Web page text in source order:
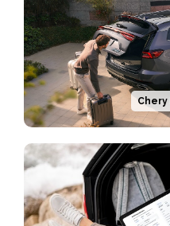
Chery